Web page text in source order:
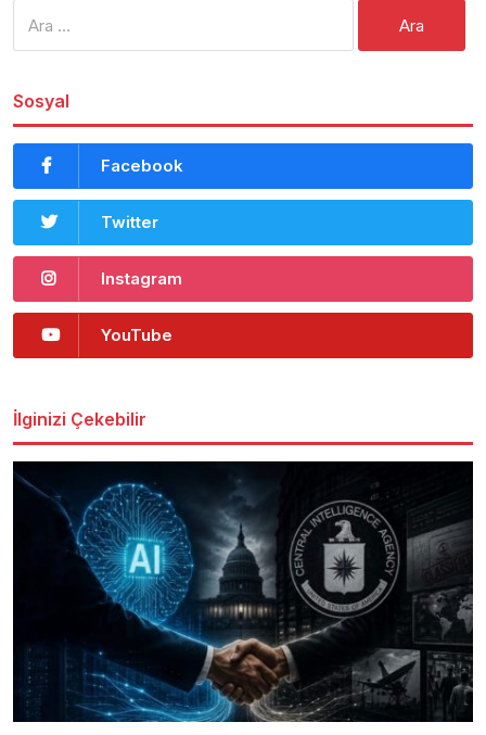
Sosyal
Facebook
Twitter
Instagram
YouTube
İlginizi Çekebilir